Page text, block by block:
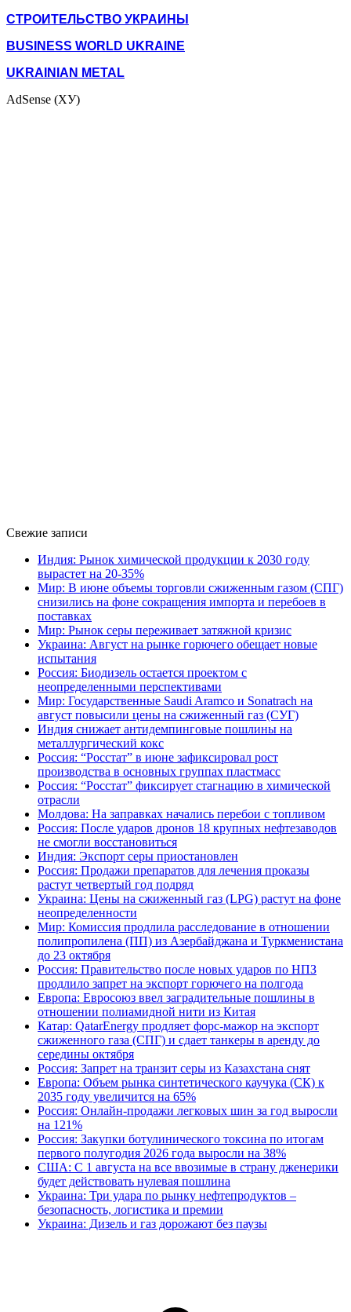
СТРОИТЕЛЬСТВО УКРАИНЫ
BUSINESS WORLD UKRAINE
UKRAINIAN METAL
AdSense (ХУ)
Свежие записи
Индия: Рынок химической продукции к 2030 году
вырастет на 20-35%
Мир: В июне объемы торговли сжиженным газом (СПГ)
снизились на фоне сокращения импорта и перебоев в
поставках
Мир: Рынок серы переживает затяжной кризис
Украина: Август на рынке горючего обещает новые
испытания
Россия: Биодизель остается проектом с
неопределенными перспективами
Мир: Государственные Saudi Aramco и Sonatrach на
август повысили цены на сжиженный газ (СУГ)
Индия снижает антидемпинговые пошлины на
металлургический кокс
Россия: “Росстат” в июне зафиксировал рост
производства в основных группах пластмасс
Россия: “Росстат” фиксирует стагнацию в химической
отрасли
Молдова: На заправках начались перебои с топливом
Россия: После ударов дронов 18 крупных нефтезаводов
не смогли восстановиться
Индия: Экспорт серы приостановлен
Россия: Продажи препаратов для лечения проказы
растут четвертый год подряд
Украина: Цены на сжиженный газ (LPG) растут на фоне
неопределенности
Мир: Комиссия продлила расследование в отношении
полипропилена (ПП) из Азербайджана и Туркменистана
до 23 октября
Россия: Правительство после новых ударов по НПЗ
продлило запрет на экспорт горючего на полгода
Европа: Евросоюз ввел заградительные пошлины в
отношении полиамидной нити из Китая
Катар: QatarEnergy продляет форс-мажор на экспорт
сжиженного газа (СПГ) и сдает танкеры в аренду до
середины октября
Россия: Запрет на транзит серы из Казахстана снят
Европа: Объем рынка синтетического каучука (СК) к
2035 году увеличится на 65%
Россия: Онлайн-продажи легковых шин за год выросли
на 121%
Россия: Закупки ботулинического токсина по итогам
первого полугодия 2026 года выросли на 38%
США: С 1 августа на все ввозимые в страну дженерики
будет действовать нулевая пошлина
Украина: Три удара по рынку нефтепродуктов –
безопасность, логистика и премии
Украина: Дизель и газ дорожают без паузы